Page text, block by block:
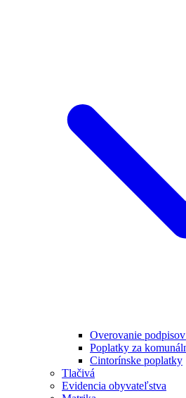
Overovanie
Poplatky za
Cintorínske poplatky
Tlačivá
Evidencia obyvateľstva